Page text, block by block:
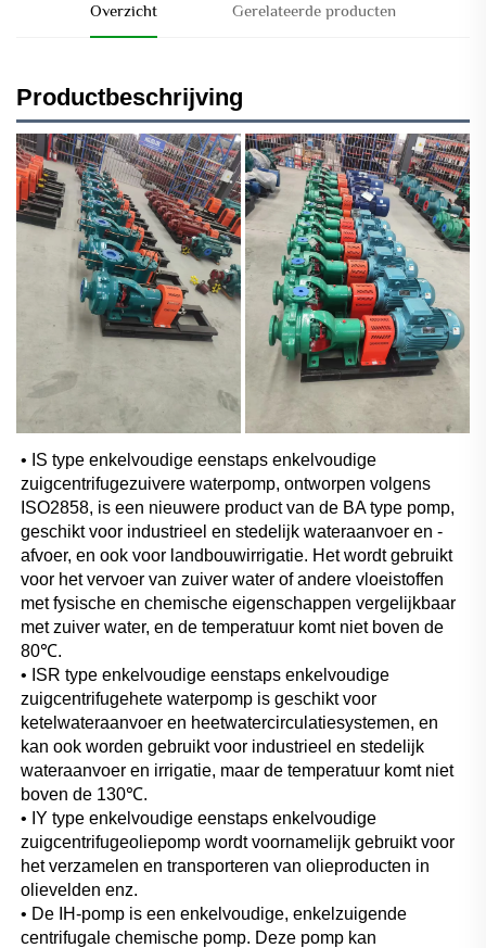
Overzicht Gerelateerde producten
Productbeschrijving
• IS type enkelvoudige eenstaps enkelvoudige
zuigcentrifugezuivere waterpomp, ontworpen volgens
ISO2858, is een nieuwere product van de BA type pomp,
geschikt voor industrieel en stedelijk wateraanvoer en -
afvoer, en ook voor landbouwirrigatie. Het wordt gebruikt
voor het vervoer van zuiver water of andere vloeistoffen
met fysische en chemische eigenschappen vergelijkbaar
met zuiver water, en de temperatuur komt niet boven de
80℃.
• ISR type enkelvoudige eenstaps enkelvoudige
zuigcentrifugehete waterpomp is geschikt voor
ketelwateraanvoer en heetwatercirculatiesystemen, en
kan ook worden gebruikt voor industrieel en stedelijk
wateraanvoer en irrigatie, maar de temperatuur komt niet
boven de 130℃.
• IY type enkelvoudige eenstaps enkelvoudige
zuigcentrifugeoliepomp wordt voornamelijk gebruikt voor
het verzamelen en transporteren van olieproducten in
olievelden enz.
• De IH-pomp is een enkelvoudige, enkelzuigende
centrifugale chemische pomp. Deze pomp kan